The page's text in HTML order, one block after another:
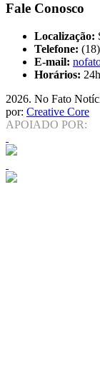
Fale Conosco
Localização:
Telefone:
E-mail:
Horários:
2026. No Fato
por: Creative Core
APOIADO POR: